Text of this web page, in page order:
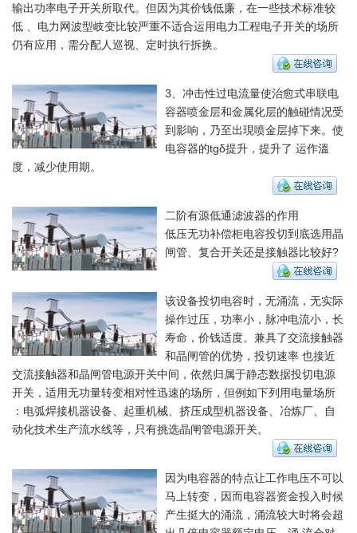
输出功率电子开关所取代。但因为其价钱低廉，在一些技术标准较
低 、电力网波型岐变比较严重不适合运用电力工程电子开关的场所
仍有应用，需分配人巡视、定时执行拆换。
3、冲击性过电流量使治愈式串联电
容器喷金层和金属化层的触碰情况受
到影响，乃至出現喷金层掉下来。使
电容器的tgδ提升，提升了 运作溫
度，减少使用期。
二阶有源低通滤波器的作用
低压无功补偿柜电容投切到底选用晶
闸管、复合开关还是接触器比较好?
该设备投切电容时，无涌流，无实际
操作过压，功率小，脉冲电流小，长
寿命，价钱适度。兼具了交流接触器
和晶闸管的优势，投切速率 也接近
交流接触器和晶闸管电源开关中间，依然归属于静态数据投切电源
开关，适用无功量转变相对性迅速的场所，但例如下列用电量场所
：电弧焊接机器设备、起重机械、挤压成型机器设备、冶炼厂、自
动化技术生产流水线等，只有挑选晶闸管电源开关。
因为电容器的特点让工作电压不可以
马上转变，因而电容器资金投入时候
产生挺大的涌流，涌流较大时将会超